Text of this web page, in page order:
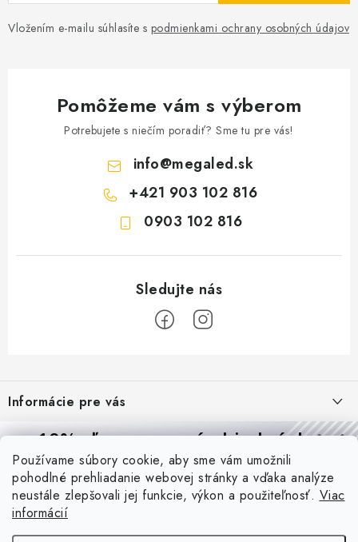
Používame súbory cookie, aby sme vám umožnili
pohodlné prehliadanie webovej stránky a vďaka analýze
neustále zlepšovali jej funkcie, výkon a použiteľnosť. Viac
informácií
Vložením e-mailu súhlasíte s podmienkami ochrany osobných údajov
Pomôžeme vám s výberom
Potrebujete s niečím poradiť? Sme tu pre vás!
info@megaled.sk
+421 903 102 816
0903 102 816
p
ä
Informácie pre vás
Reklamácie a formulár na odstúpenie od zmluvy
Obchodné podmienky
Podmienky ochrany osobných údajov
O nás - MEGALED & JANTON Zákamenné
Blog
PIR vs. mikrovlnný senzor: ktorý je lepší a kedy ho použiť? +
vysvetlenie daylight senzoru
10% zľavana prvú objednávku
Prihláste sa azískajtezľavu aj praktické tipy,vďaka ktorým
budete svietiť lepšie a platiť menej.